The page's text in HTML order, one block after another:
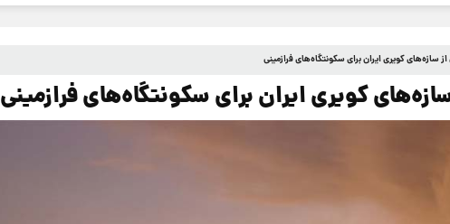
سازه‌های کویری ایران برای سکونتگاه‌های فرازمینی
کویری ایران برای سکونتگاه‌های فرازمینی